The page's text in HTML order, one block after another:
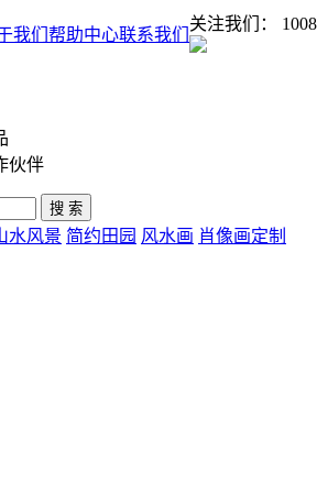
我们 帮助中心联系我们
关注我们：
伙伴
水风景 简约田园 风水画 肖像画定制